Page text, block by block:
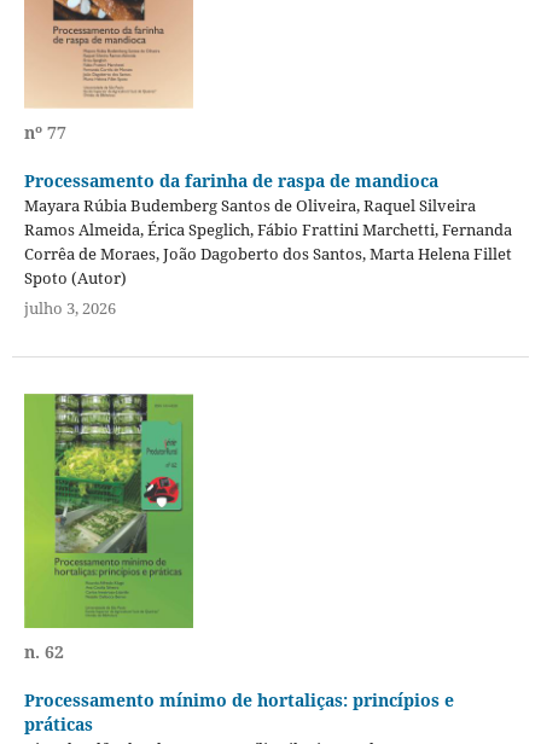
nº 77
Processamento da farinha de raspa de mandioca
Mayara Rúbia Budemberg Santos de Oliveira, Raquel Silveira
Ramos Almeida, Érica Speglich, Fábio Frattini Marchetti, Fernanda
Corrêa de Moraes, João Dagoberto dos Santos, Marta Helena Fillet
Spoto (Autor)
julho 3, 2026
n. 62
Processamento mínimo de hortaliças: princípios e
práticas